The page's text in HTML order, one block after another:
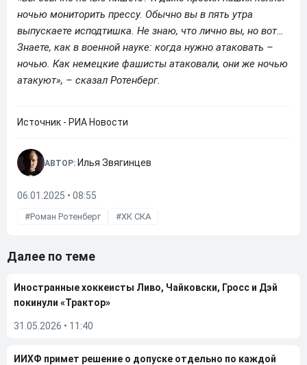
ночью мониторить прессу. Обычно вы в пять утра
выпускаете исподтишка. Не знаю, что лично вы, но вот…
Знаете, как в военной науке: когда нужно атаковать –
ночью. Как немецкие фашисты атаковали, они же ночью
атакуют», – сказал Ротенберг.
Источник - РИА Новости
АВТОР: Илья Звягинцев
06.01.2025 • 08:55
Роман Ротенберг ХК СКА
Далее по теме
Иностранные хоккеисты Ливо, Чайковски, Гросс и Дэй
покинули «Трактор»
31.05.2026 • 11:40
ИИХФ примет решение о допуске отдельно по каждой